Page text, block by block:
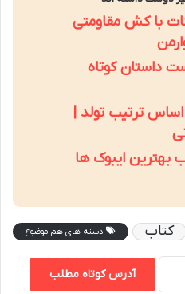
با کش مقاومتی
داستان کوتاه
ترتیب تولد |
بهترین ایبوک ها
دسته های هم موضوع کتاب
آدرس کوتاه مطلب